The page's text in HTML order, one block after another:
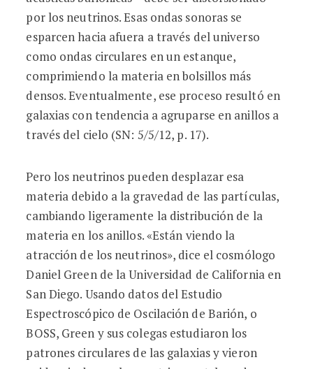
por los neutrinos. Esas ondas sonoras se
esparcen hacia afuera a través del universo
como ondas circulares en un estanque,
comprimiendo la materia en bolsillos más
densos. Eventualmente, ese proceso resultó en
galaxias con tendencia a agruparse en anillos a
través del cielo (SN: 5/5/12, p. 17).
Pero los neutrinos pueden desplazar esa
materia debido a la gravedad de las partículas,
cambiando ligeramente la distribución de la
materia en los anillos. «Están viendo la
atracción de los neutrinos», dice el cosmólogo
Daniel Green de la Universidad de California en
San Diego. Usando datos del Estudio
Espectroscópico de Oscilación de Barión, o
BOSS, Green y sus colegas estudiaron los
patrones circulares de las galaxias y vieron